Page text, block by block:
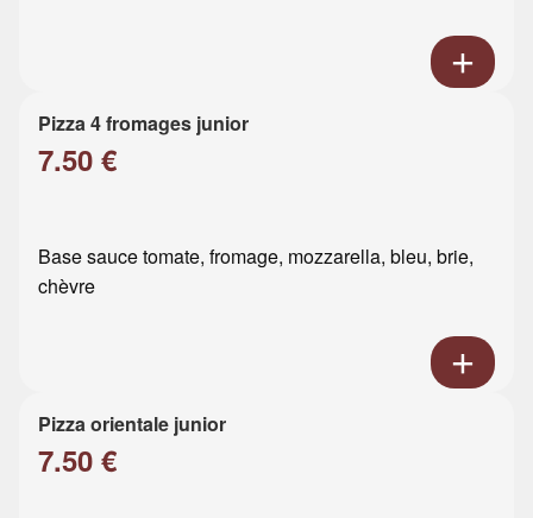
Pizza 4 fromages junior
7.50 €
Base sauce tomate, fromage, mozzarella, bleu, brie,
chèvre
Pizza orientale junior
7.50 €